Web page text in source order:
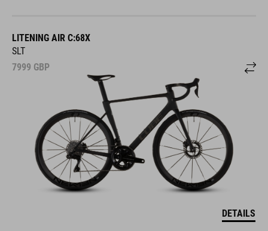
LITENING AIR C:68X
SLT
7999 GBP
DETAILS